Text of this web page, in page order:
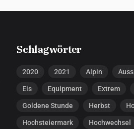
Schlagwörter
2020 2021 Alpin
Eis Equipment Extrem
Goldene Stunde Herbst
Hochsteiermark Hochwechsel